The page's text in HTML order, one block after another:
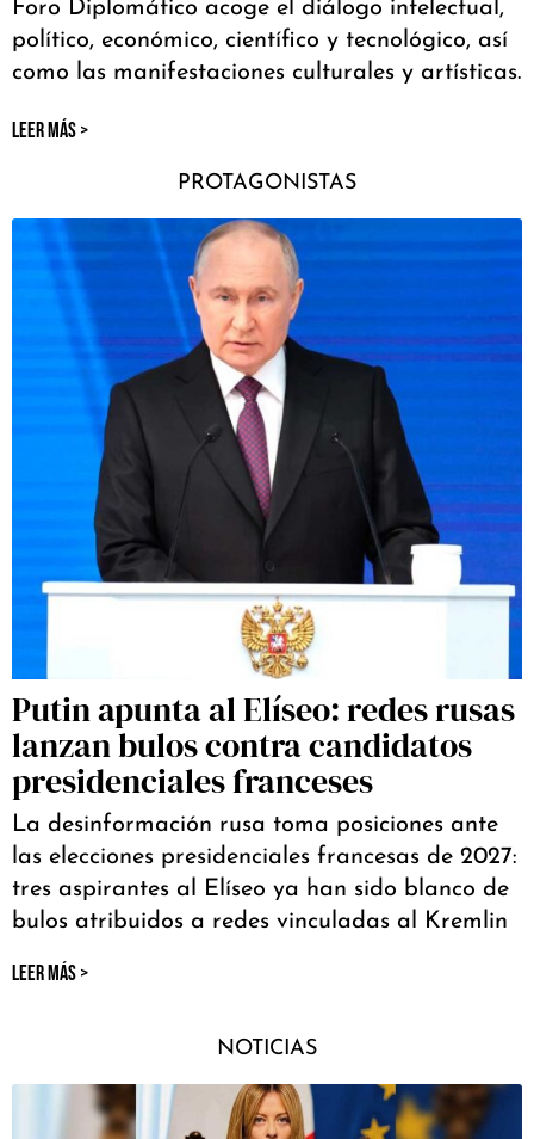
Foro Diplomático acoge el diálogo intelectual,
político, económico, científico y tecnológico, así
como las manifestaciones culturales y artísticas.
LEER MÁS >
PROTAGONISTAS
Putin apunta al Elíseo: redes rusas
lanzan bulos contra candidatos
presidenciales franceses
La desinformación rusa toma posiciones ante
las elecciones presidenciales francesas de 2027:
tres aspirantes al Elíseo ya han sido blanco de
bulos atribuidos a redes vinculadas al Kremlin
LEER MÁS >
NOTICIAS